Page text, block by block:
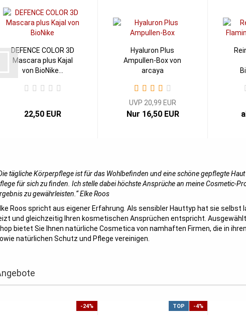
DEFENCE COLOR 3D
Mascara plus Kajal
von BioNike...
22,50 EUR
Hyaluron Plus
Ampullen-Box von
arcaya
UVP 20,99 EUR
Nur 16,50 EUR
tägliche Körperpflege ist für das Wohlbefinden und eine schöne gepflegte
für sich zu finden. Ich stelle dabei höchste Ansprüche an meine Cosmetic-
zu gewährleisten.“ Elke Roos
Roos spricht aus eigener Erfahrung. Als sensibler Hauttyp hat sie
und gleichzeitig Ihren kosmetischen Ansprüchen entspricht.
bietet Sie Ihnen natürliche Cosmetica von namhaften Firmen, die in
natürlichen Schutz und Pflege vereinigen.
-24% TOP -4%